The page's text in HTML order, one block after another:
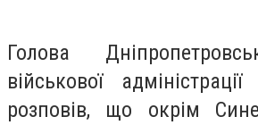
Голова
військової
розповів, що окрім